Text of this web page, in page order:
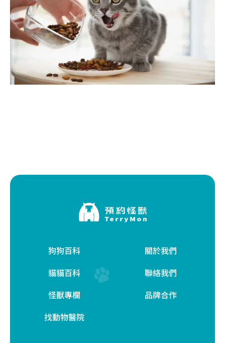
狗狗百科
貓貓百科
怪獸專欄
找動物醫院
關於我們
聯絡我們
品牌合作